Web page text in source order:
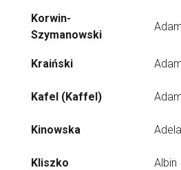
Korwin-
Szymanowski
Kraiński
Kafel (Kaffel)
Kinowska Adela
Kliszko Albin